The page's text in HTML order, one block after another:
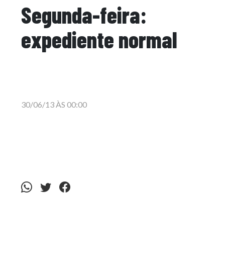
Segunda-feira:
expediente normal
30/06/13 ÀS 00:00